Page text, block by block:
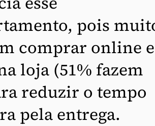
pois
comprar online e
loja (51% fazem
reduzir o tempo
pela entrega.